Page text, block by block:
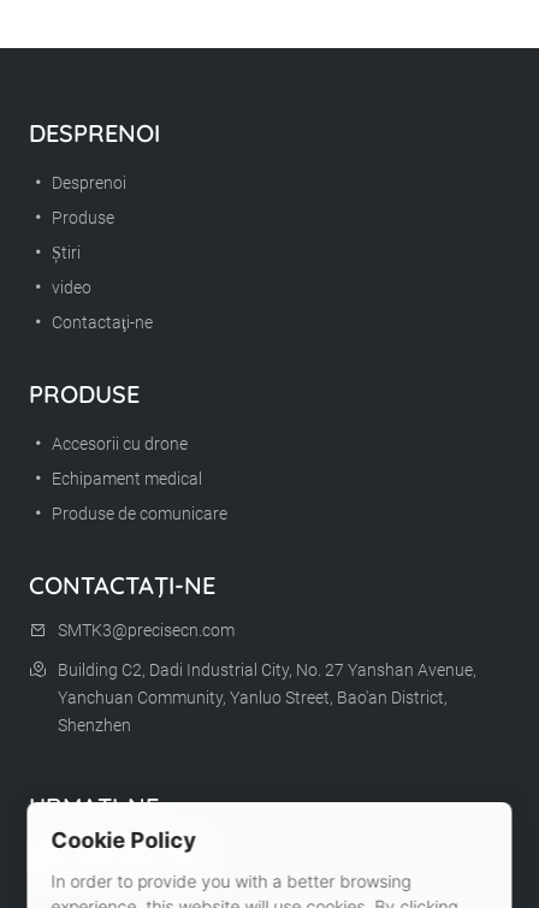
DESPRENOI
Desprenoi
Produse
Știri
video
Contactaţi-ne
PRODUSE
Accesorii cu drone
Echipament medical
Produse de comunicare
CONTACTAŢI-NE
SMTK3@precisecn.com
Building C2, Dadi Industrial City, No. 27 Yanshan Avenue,
Yanchuan Community, Yanluo Street, Bao'an District,
Shenzhen
URMAȚI-NE
Cookie Policy
In order to provide you with a better browsing